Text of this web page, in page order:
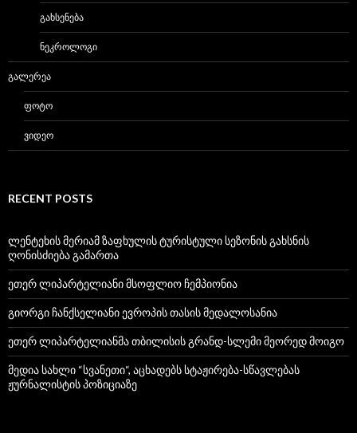
ᲒᲐᲮᲡᲔᲜᲔᲑᲐ
ᲜᲔᲙᲠᲝᲚᲝᲒᲘ
ᲒᲐᲚᲔᲠᲔᲐ
ᲤᲝᲢᲝ
ᲕᲘᲓᲔᲝ
RECENT POSTS
ლენტეხის მერიამ ზაფხულის ტურისტული სეზონის გახსნის
ღონისძიება გამართა
ეთერ ლიპარტელიანი მსოფლიო ჩემპიონია
გიორგი ჩანქსელიანი ევროპის თასის მედალოსანია
ეთერ ლიპარტელიანმა თბილისის გრანდ-სლემი მეორედ მოიგო
მედია სახლი “სვანეთი“, აცხადებს სტაჟირება-სწავლებას
ჟურნალისტის პოზიციაზე